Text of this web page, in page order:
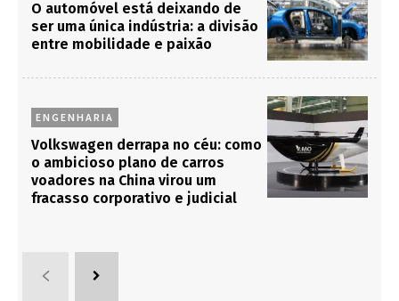
O automóvel está deixando de
ser uma única indústria: a divisão
entre mobilidade e paixão
ENGENHARIA
Volkswagen derrapa no céu: como
o ambicioso plano de carros
voadores na China virou um
fracasso corporativo e judicial